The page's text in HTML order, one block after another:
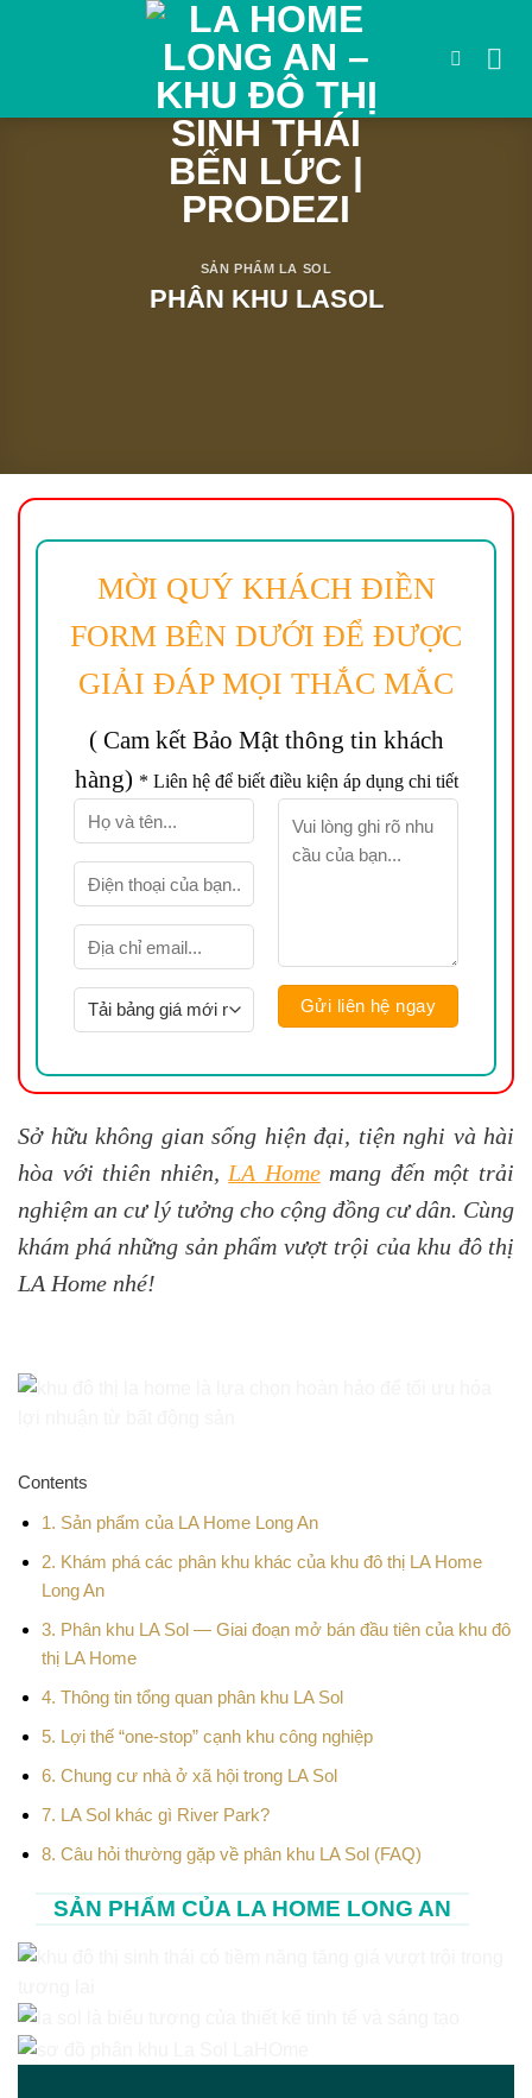
SẢN PHẨM LA SOL
PHÂN KHU LASOL
MỜI QUÝ KHÁCH ĐIỀN
FORM BÊN DƯỚI ĐỂ ĐƯỢC
GIẢI ĐÁP MỌI THẮC MẮC
( Cam kết Bảo Mật thông tin khách
hàng) * Liên hệ để biết điều kiện áp dụng chi tiết
Sở hữu không gian sống hiện đại, tiện nghi và hài
hòa với thiên nhiên, LA Homemang đến một trải
nghiệm an cư lý tưởng cho cộng đồng cư dân. Cùng
khám phá những sản phẩm vượt trội của khu đô thị
LA Home nhé!
Contents
1. Sản phẩm của LA Home Long An
2. Khám phá các phân khu khác của khu đô thị LA Home
Long An
3. Phân khu LA Sol — Giai đoạn mở bán đầu tiên của khu đô
thị LA Home
4. Thông tin tổng quan phân khu LA Sol
5. Lợi thế “one-stop” cạnh khu công nghiệp
6. Chung cư nhà ở xã hội trong LA Sol
7. LA Sol khác gì River Park?
8. Câu hỏi thường gặp về phân khu LA Sol (FAQ)
SẢN PHẨM CỦA LA HOME LONG AN